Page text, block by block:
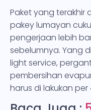
Paket yang terakhir
pakey lumayan
pengerjaan lebih
sebelumnya. Yang
light service,
pembersihan
harus di lakukan per